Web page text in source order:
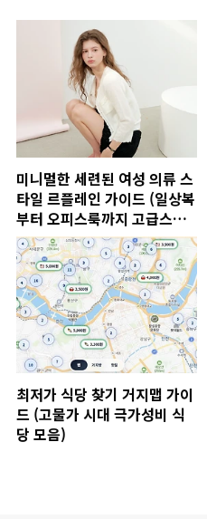
미니멀한 세련된 여성 의류 스
타일 르플레인 가이드 (일상복
부터 오피스룩까지 고급스러
운 데일리웨어)
최저가 식당 찾기 거지맵 가이
드 (고물가 시대 극가성비 식
당 모음)